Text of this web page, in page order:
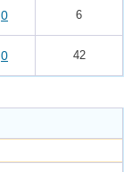
0 6
0 42